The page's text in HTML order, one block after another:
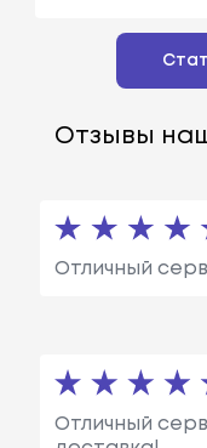
Отзывы
Отличный
Отличный